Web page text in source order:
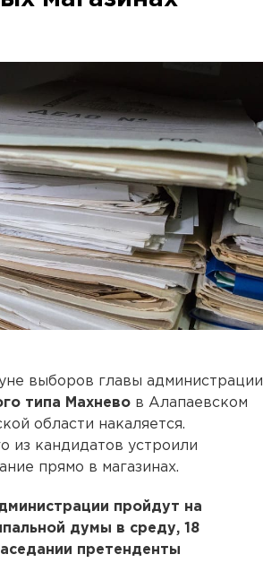
выборов главы администрации
типа Махнево в Алапаевском
области накаляется.
из кандидатов устроили
прямо в магазинах.
пройдут на
думы в среду, 18
претенденты